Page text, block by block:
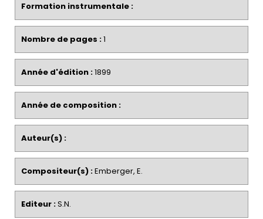
Formation instrumentale :
Nombre de pages :1
Année d'édition :1899
Année de composition :
Auteur(s) :
Compositeur(s) :Emberger, E.
Editeur :S.N.